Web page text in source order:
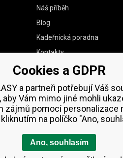
Náš příběh
Blog
Kadeřnická poradna
Kontakty
Vzorky zdarma
Cookies a GDPR
a partneři potřebují Váš
aby Vám mimo jiné mohli
zájmů pomocí personalizace
na políčko "Ano,
Ano, souhlasím